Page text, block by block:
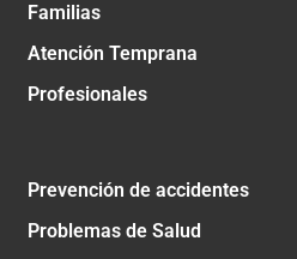
Familias
Atención Temprana
Profesionales
Prevención de accidentes
Problemas de Salud